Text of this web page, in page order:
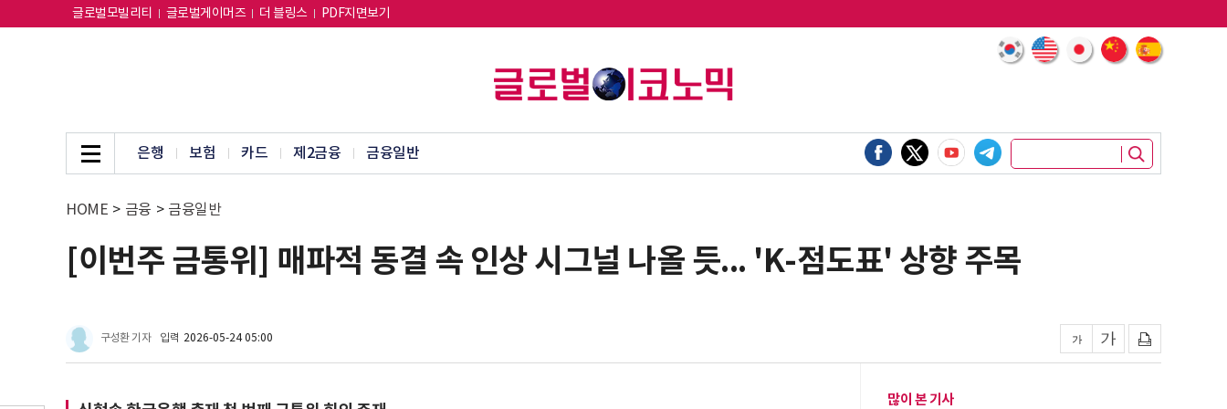
글로벌모빌리티 글로벌게이머즈 더 블링스 PDF지면보기
은행 보험 카드 제2금융 금융일반
HOME > 금융 > 금융일반
[이번주 금통위] 매파적 동결 속 인상 시그널 나올 듯... 'K-점도표' 상향 주목
구성환 기자 입력 2026-05-24 05:00
많이 본 기사